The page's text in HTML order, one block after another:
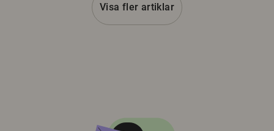
Visa fler artiklar